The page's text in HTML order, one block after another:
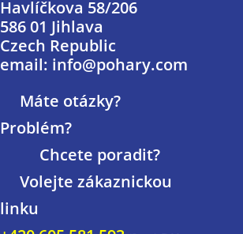
Havlíčkova 58/206
586 01 Jihlava
Czech Republic
email: info@pohary.com
Máte otázky?
Problém?
Chcete poradit?
Volejte zákaznickou
linku